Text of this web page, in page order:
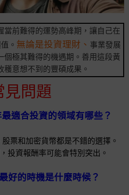
當前難得的運勢高峰期，讓自己在
。 無論是投資理財、 事業發展
個極其難得的機遇期。善用這段黃
意想不到的豐碩成果。
見問題
適合投資的領域有哪些？
票和加密貨幣都是不錯的選擇。
投資報酬率可能會特別突出。
好的時機是什麼時候？